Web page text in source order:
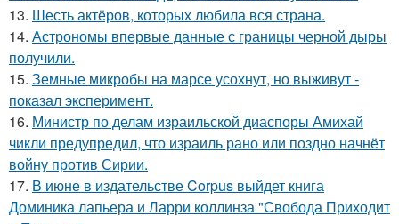
13. Шесть актёров, которых любила вся страна.
14. Астрономы впервые данные с границы черной дыры
получили.
15. Земные микробы на марсе усохнут, но выживут -
показал эксперимент.
16. Министр по делам израильской диаспоры Амихай
чикли предупредил, что израиль рано или поздно начнёт
войну против Сирии.
17. В июне в издательстве Corpus выйдет книга
Доминика лапьера и Ларри коллинза "Свобода Приходит